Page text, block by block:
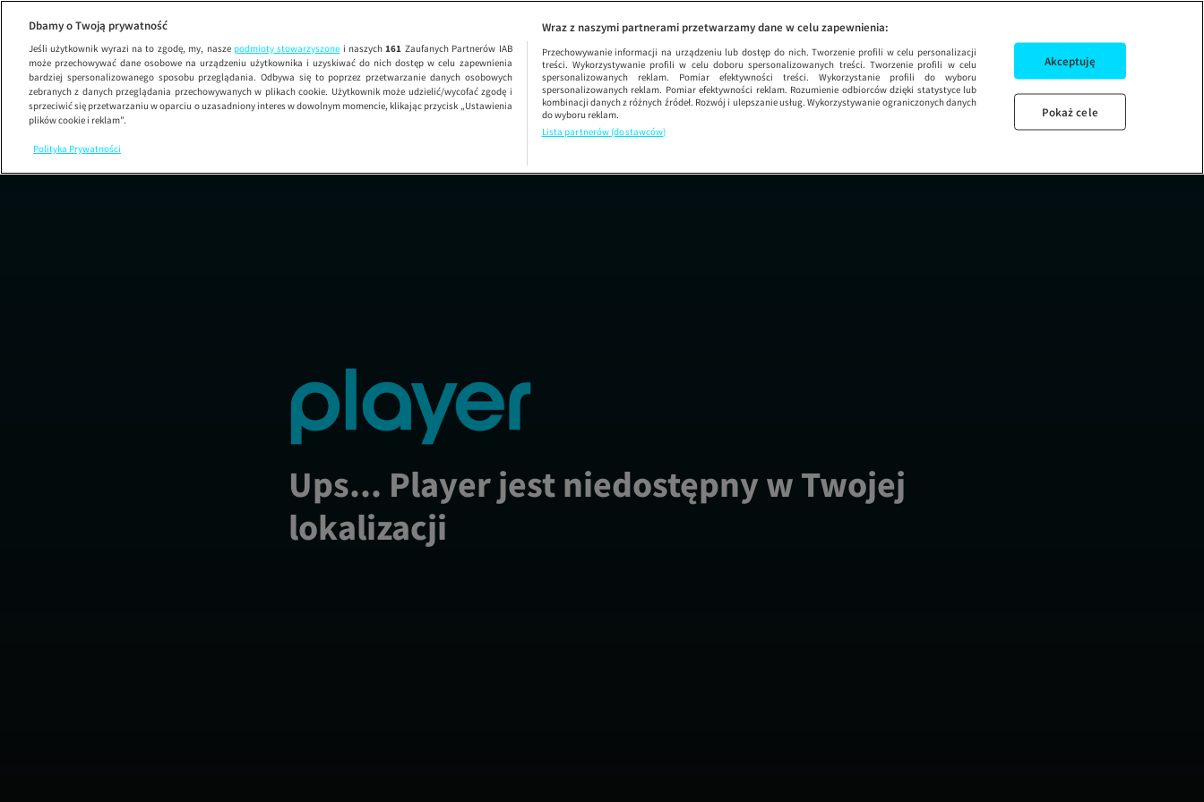
Vuelta a Espana | 16. etap
Ups... Player jest niedostępny w Twojej
lokalizacji
Dbamy o Twoją prywatność
Jeśli użytkownik wyrazi na to zgodę, my, nasze podmioty stowarzyszone i naszych161 Zaufanych Partnerów IAB
może przechowywać dane osobowe na urządzeniu użytkownika i uzyskiwać do nich dostęp w celu zapewnienia
bardziej spersonalizowanego sposobu przeglądania. Odbywa się to poprzez przetwarzanie danych osobowych
zebranych z danych przeglądania przechowywanych w plikach cookie. Użytkownik może udzielić/wycofać zgodę i
sprzeciwić się przetwarzaniu w oparciu o uzasadniony interes w dowolnym momencie, klikając przycisk „Ustawienia
plików cookie i reklam”.
Polityka Prywatności
Wraz z naszymi partnerami przetwarzamy dane w celu zapewnienia:
Przechowywanie informacji na urządzeniu lub dostęp do nich. Tworzenie profili w celu personalizacji
treści. Wykorzystywanie profili w celu doboru spersonalizowanych treści. Tworzenie profili w celu
spersonalizowanych reklam. Pomiar efektywności treści. Wykorzystanie profili do wyboru
spersonalizowanych reklam. Pomiar efektywności reklam. Rozumienie odbiorców dzięki statystyce lub
kombinacji danych z różnych źródeł. Rozwój i ulepszanie usług. Wykorzystywanie ograniczonych danych
do wyboru reklam.
Lista partnerów (dostawców)
Akceptuję
Pokaż cele